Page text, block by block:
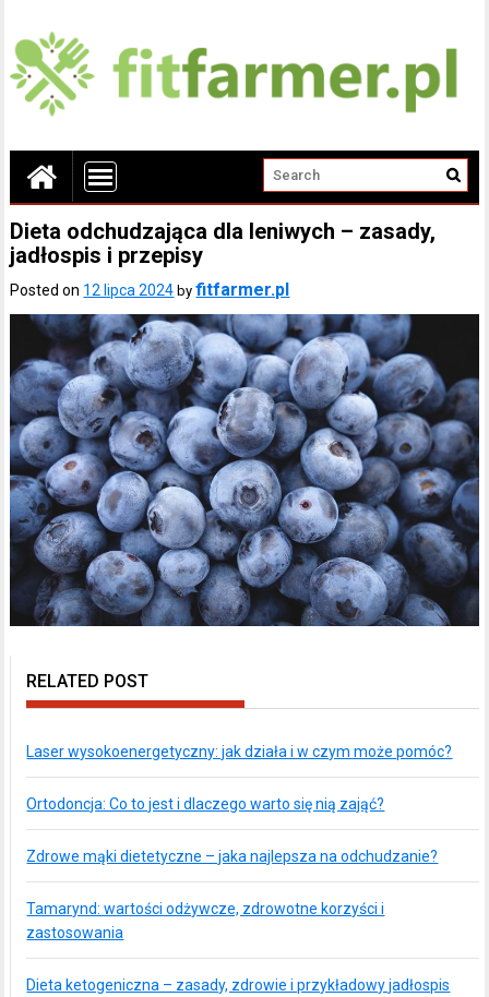
Dieta odchudzająca dla leniwych – zasady,
jadłospis i przepisy
Posted on 12 lipca 2024 byfitfarmer.pl
RELATED POST
Laser wysokoenergetyczny: jak działa i w czym może pomóc?
Ortodoncja: Co to jest i dlaczego warto się nią zająć?
Zdrowe mąki dietetyczne – jaka najlepsza na odchudzanie?
Tamarynd: wartości odżywcze, zdrowotne korzyści i
zastosowania
Dieta ketogeniczna – zasady, zdrowie i przykładowy jadłospis